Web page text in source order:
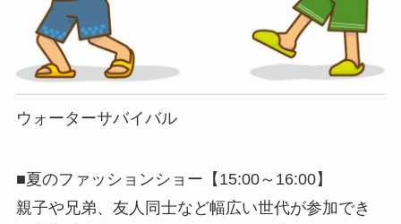
ウォーターサバイバル
■夏のファッションショー【15:00～16:00】
親子や兄弟、友人同士など幅広い世代が参加でき